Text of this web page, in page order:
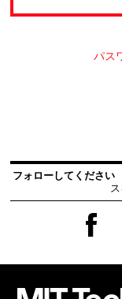
パス
フォローしてください